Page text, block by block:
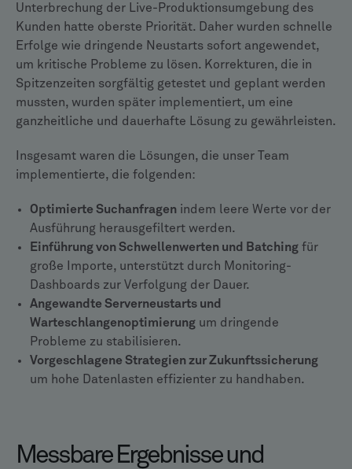
Unterbrechung der Live-Produktionsumgebung des
Kunden hatte oberste Priorität. Daher wurden schnelle
Erfolge wie dringende Neustarts sofort angewendet,
um kritische Probleme zu lösen. Korrekturen, die in
Spitzenzeiten sorgfältig getestet und geplant werden
mussten, wurden später implementiert, um eine
ganzheitliche und dauerhafte Lösung zu gewährleisten.
Insgesamt waren die Lösungen, die unser Team
implementierte, die folgenden:
Optimierte Suchanfragen indem leere Werte vor der
Ausführung herausgefiltert werden.
Einführung von Schwellenwerten und Batching für
große Importe, unterstützt durch Monitoring-
Dashboards zur Verfolgung der Dauer.
Angewandte Serverneustarts und
Warteschlangenoptimierung um dringende
Probleme zu stabilisieren.
Vorgeschlagene Strategien zur Zukunftssicherung
um hohe Datenlasten effizienter zu handhaben.
Messbare Ergebnisse und